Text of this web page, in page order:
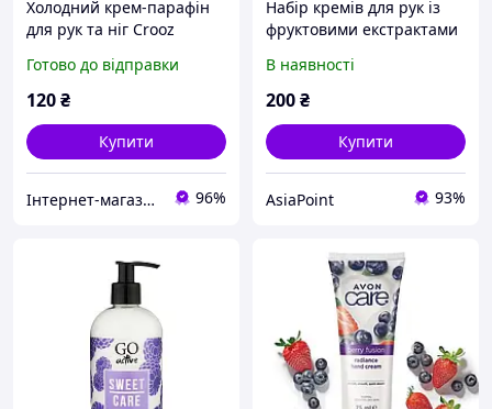
Холодний крем-парафін
для рук та ніг Crooz
50 мл
Готово до відправки
120₴
Купити
Інтернет-магазин матеріалів для нарощування нігтів та вій 96%
Набір кремів для рук із
фруктовими екстрактами
В наявності
200₴
Купити
AsiaPoint 93%